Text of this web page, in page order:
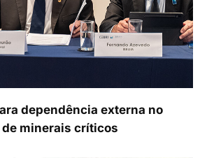
dependência externa no
minerais críticos